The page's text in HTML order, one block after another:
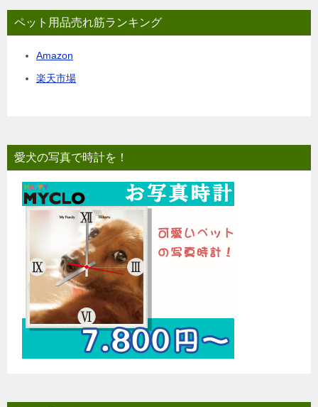
ペット用品売れ筋ランキング
Amazon
楽天市場
愛犬の写真で時計を！